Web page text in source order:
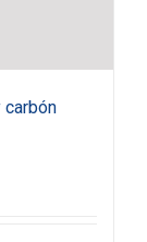
carbón